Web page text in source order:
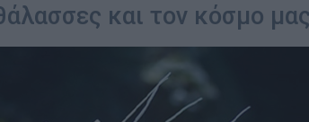
και τον κόσμο